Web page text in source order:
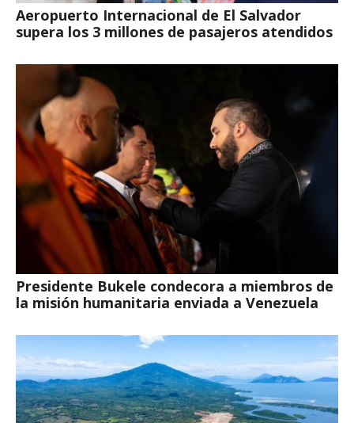
Aeropuerto Internacional de El Salvador
supera los 3 millones de pasajeros atendidos
Presidente Bukele condecora a miembros de
la misión humanitaria enviada a Venezuela